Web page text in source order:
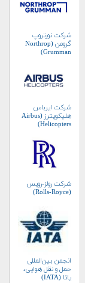
شرکت نورتروپ
گرومن (Northrop
Grumman)
شرکت ایرباس
هلیکوپترز (Airbus
Helicopters)
شرکت رولز-رویس
(Rolls-Royce)
انجمن بین‌المللی
حمل و نقل هوایی،
یاتا (IATA)